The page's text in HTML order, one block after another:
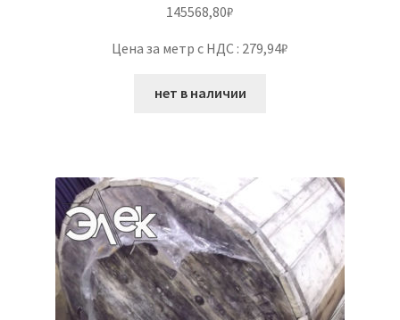
145568,80₽
Цена за метр с НДС : 279,94₽
нет в наличии